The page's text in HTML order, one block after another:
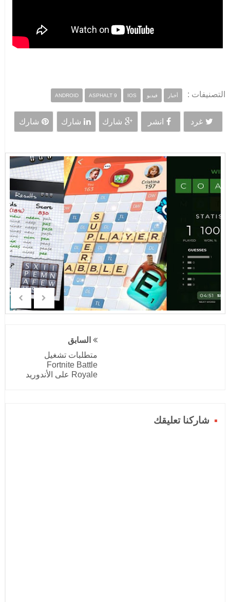
التصنيفات : أخبار فيديو ANDROID ASPHALT 9 IOS
غرد انشر شارك شارك شارك
السابق
متطلبات تشغيل
Fortnite Battle
Royale على الأندوريد
شاركنا تعليقك